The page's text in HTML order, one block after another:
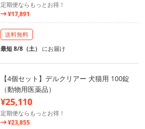
定期便ならもっとお得！
¥17,891
送料無料
最短 8/8（土） にお届け
【4個セット】デルクリアー 犬猫用 100錠
（動物用医薬品）
¥25,110
定期便ならもっとお得！
¥23,855